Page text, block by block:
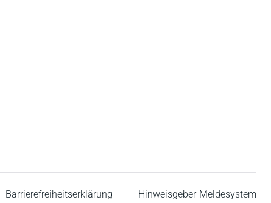
Barrierefreiheitserklärung Hinweisgeber-Meldesystem